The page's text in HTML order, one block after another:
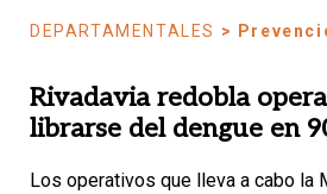
DEPARTAMENTALES >
Rivadavia redobla
librarse del dengue en
Los operativos que lleva a cabo la